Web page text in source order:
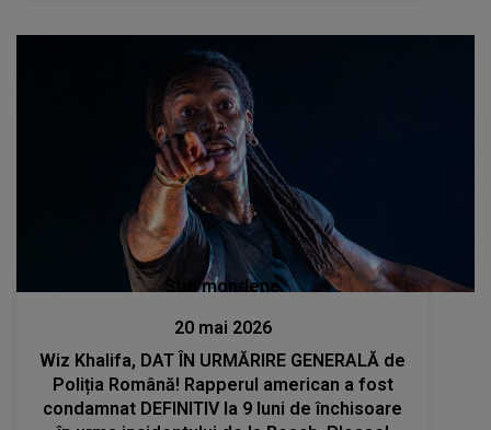
Stiri mondene
20 mai 2026
Wiz Khalifa, DAT ÎN URMĂRIRE GENERALĂ de
Poliția Română! Rapperul american a fost
condamnat DEFINITIV la 9 luni de închisoare